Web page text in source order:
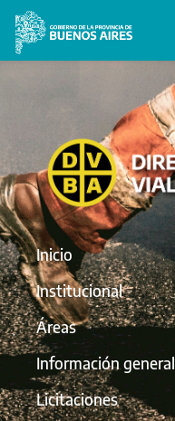
Inicio
Institucional
Áreas
Información general
Licitaciones